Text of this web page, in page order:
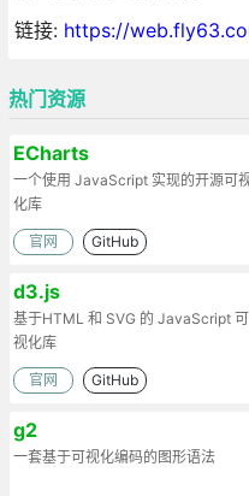
链接: https://
热门资源
ECharts
一个使用 JavaScript 实现的开源可
化库
官网 GitHub
d3.js
基于HTML 和 SVG 的 JavaScript 可
视化库
官网 GitHub
g2
一套基于可视化编码的图形语法